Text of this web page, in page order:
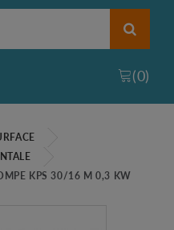
(0)
KPS 30/16 M 0,3 KW